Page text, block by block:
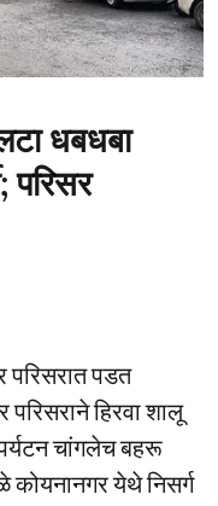
धबधबा
परिसर
परिसरात पडत
हिरवा शालू
चांगलेच बहरू
कोयनानगर येथे निसर्ग